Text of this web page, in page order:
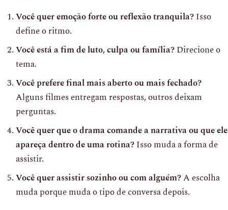
Você quer emoção forte ou reflexão tranquila?Isso
define o ritmo.
Você está a fim de luto, culpa ou família?Direcione o
tema.
Você prefere final mais aberto ou mais fechado?
Alguns filmes entregam respostas, outros deixam
perguntas.
Você quer que o drama comande a narrativa ou que ele
apareça dentro de uma rotina?Isso muda a forma de
assistir.
Você quer assistir sozinho ou com alguém?A escolha
muda porque muda o tipo de conversa depois.